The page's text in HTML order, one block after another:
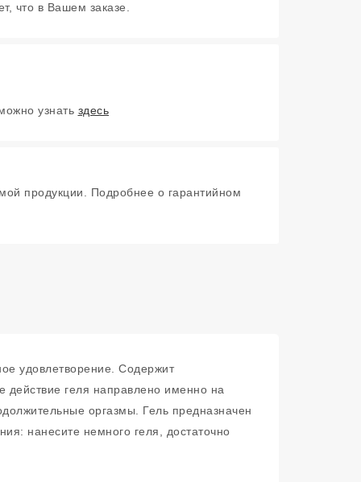
что в Вашем заказе.
узнать здесь
продукции. Подробнее о гарантийном
удовлетворение. Содержит
действие геля направлено именно на
оргазмы. Гель предназначен
нанесите немного геля, достаточно